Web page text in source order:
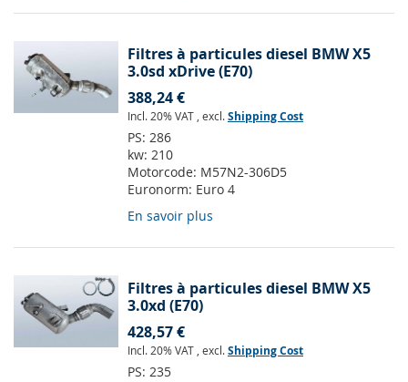
Filtres à particules diesel BMW X5
3.0sd xDrive (E70)
388,24 €
Incl. 20% VAT , excl.Shipping Cost
PS: 286
kw: 210
Motorcode: M57N2-306D5
Euronorm: Euro 4
En savoir plus
Filtres à particules diesel BMW X5
3.0xd (E70)
428,57 €
Incl. 20% VAT , excl.Shipping Cost
PS: 235